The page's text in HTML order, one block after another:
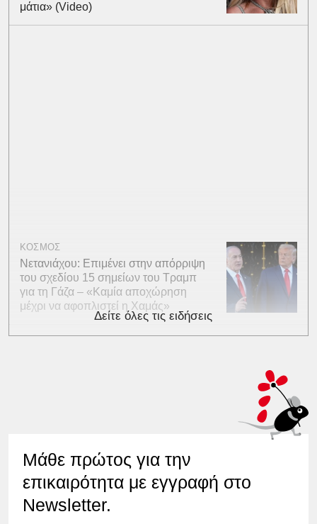
μάτια» (Video)
ΚΟΣΜΟΣ
Νετανιάχου: Επιμένει στην απόρριψη
του σχεδίου 15 σημείων του Τραμπ
για τη Γάζα – «Καμία αποχώρηση
μέχρι να αφοπλιστεί η Χαμάς»
Δείτε όλες τις ειδήσεις
Μάθε πρώτος για την
επικαιρότητα με εγγραφή στο
Newsletter.